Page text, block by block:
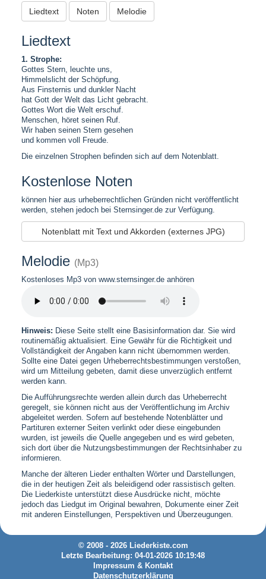
Liedtext Noten Melodie
Liedtext
1. Strophe:
Gottes Stern, leuchte uns,
Himmelslicht der Schöpfung.
Aus Finsternis und dunkler Nacht
hat Gott der Welt das Licht gebracht.
Gottes Wort die Welt erschuf.
Menschen, höret seinen Ruf.
Wir haben seinen Stern gesehen
und kommen voll Freude.
Die einzelnen Strophen befinden sich auf dem Notenblatt.
Kostenlose Noten
können hier aus urheberrechtlichen Gründen nicht veröffentlicht
werden, stehen jedoch bei Sternsinger.de zur Verfügung.
Notenblatt mit Text und Akkorden (externes JPG)
Melodie (Mp3)
Kostenloses Mp3 von www.sternsinger.de anhören
Hinweis: Diese Seite stellt eine Basisinformation dar. Sie wird
routinemäßig aktualisiert. Eine Gewähr für die Richtigkeit und
Vollständigkeit der Angaben kann nicht übernommen werden.
Sollte eine Datei gegen Urheberrechtsbestimmungen verstoßen,
wird um Mitteilung gebeten, damit diese unverzüglich entfernt
werden kann.
Die Aufführungsrechte werden allein durch das Urheberrecht
geregelt, sie können nicht aus der Veröffentlichung im Archiv
abgeleitet werden. Sofern auf bestehende Notenblätter und
Partituren externer Seiten verlinkt oder diese eingebunden
wurden, ist jeweils die Quelle angegeben und es wird gebeten,
sich dort über die Nutzungsbestimmungen der Rechtsinhaber zu
informieren.
Manche der älteren Lieder enthalten Wörter und Darstellungen,
die in der heutigen Zeit als beleidigend oder rassistisch gelten.
Die Liederkiste unterstützt diese Ausdrücke nicht, möchte
jedoch das Liedgut im Original bewahren, Dokumente einer Zeit
mit anderen Einstellungen, Perspektiven und Überzeugungen.
© 2008 - 2026 Liederkiste.com
Letzte Bearbeitung: 04-01-2026 10:19:48
Impressum & Kontakt
Datenschutzerklärung